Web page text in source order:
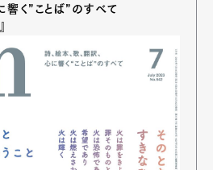
響く”ことば”のすべて